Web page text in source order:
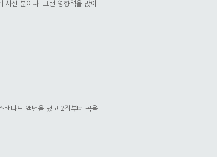
사신 분이다. 그런 영향력을 많이
탠다드 앨범을 냈고 2집부터 곡을